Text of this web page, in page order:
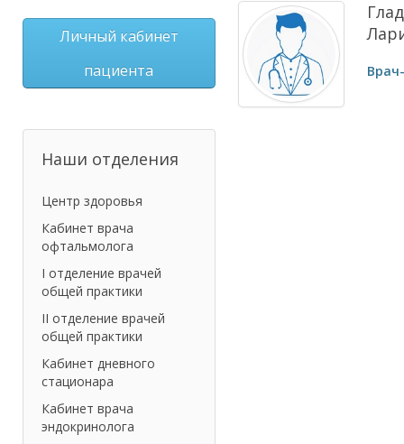
Личный кабинет
пациента
Наши отделения
Центр здоровья
Кабинет врача
офтальмолога
I отделение врачей
общей практики
II отделение врачей
общей практики
Кабинет дневного
стационара
Кабинет врача
эндокринолога